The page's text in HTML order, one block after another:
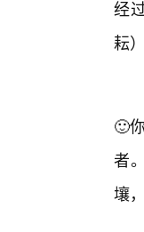
经
耘
🙂
者
壤